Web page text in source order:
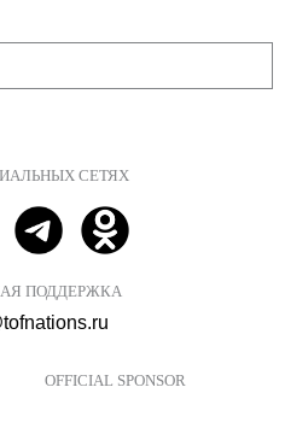
СЕТЯХ
ПОДДЕРЖКА
OFFICIAL SPONSOR